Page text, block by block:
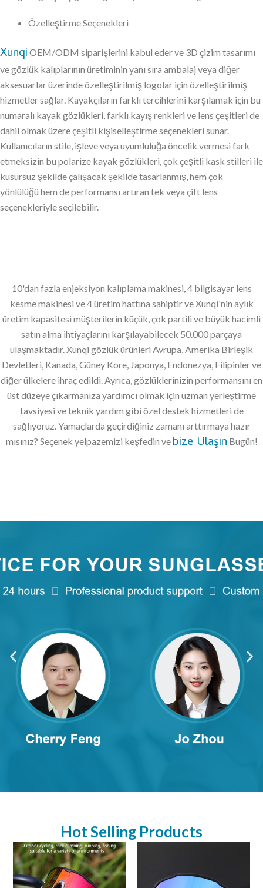
Özelleştirme Seçenekleri
Xunqi OEM/ODM siparişlerini kabul eder ve 3D çizim tasarımı
ve gözlük kalıplarının üretiminin yanı sıra ambalaj veya diğer
aksesuarlar üzerinde özelleştirilmiş logolar için özelleştirilmiş
hizmetler sağlar. Kayakçıların farklı tercihlerini karşılamak için bu
numaralı kayak gözlükleri, farklı kayış renkleri ve lens çeşitleri de
dahil olmak üzere çeşitli kişiselleştirme seçenekleri sunar.
Kullanıcıların stile, işleve veya uyumluluğa öncelik vermesi fark
etmeksizin bu polarize kayak gözlükleri, çok çeşitli kask stilleri ile
kusursuz şekilde çalışacak şekilde tasarlanmış, hem çok
yönlülüğü hem de performansı artıran tek veya çift lens
seçenekleriyle seçilebilir.
10'dan fazla enjeksiyon kalıplama makinesi, 4 bilgisayar lens
kesme makinesi ve 4 üretim hattına sahiptir ve Xunqi'nin aylık
üretim kapasitesi müşterilerin küçük, çok partili ve büyük hacimli
satın alma ihtiyaçlarını karşılayabilecek 50.000 parçaya
ulaşmaktadır. Xunqi gözlük ürünleri Avrupa, Amerika Birleşik
Devletleri, Kanada, Güney Kore, Japonya, Endonezya, Filipinler ve
diğer ülkelere ihraç edildi. Ayrıca, gözlüklerinizin performansını en
üst düzeye çıkarmanıza yardımcı olmak için uzman yerleştirme
tavsiyesi ve teknik yardım gibi özel destek hizmetleri de
sağlıyoruz. Yamaçlarda geçirdiğiniz zamanı arttırmaya hazır
mısınız? Seçenek yelpazemizi keşfedin ve bize Ulaşın Bugün!
Hot Selling Products